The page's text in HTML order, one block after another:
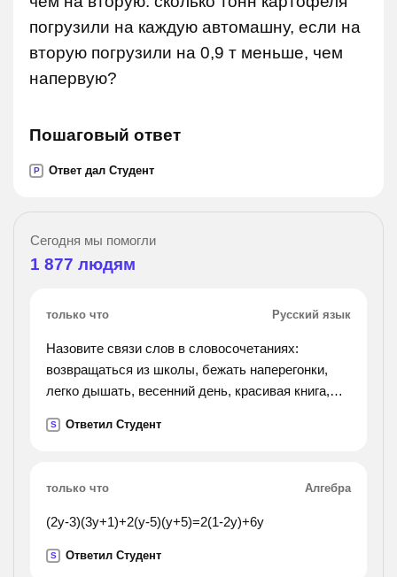
погрузили на каждую автомашну, если на
вторую погрузили на 0,9 т меньше, чем
напервую?
Пошаговый ответ
P Ответ дал Студент
Сегодня мы помогли
1 877 людям
только что Русский язык
Назовите связи слов в словосочетаниях:
возвращаться из школы, бежать наперегонки,
легко дышать, весенний день, красивая книга,
порядковое числительное, краткое
S Ответил Студент
только что Алгебра
(2y-3)(3y+1)+2(y-5)(y+5)=2(1-2y)+6y
S Ответил Студент